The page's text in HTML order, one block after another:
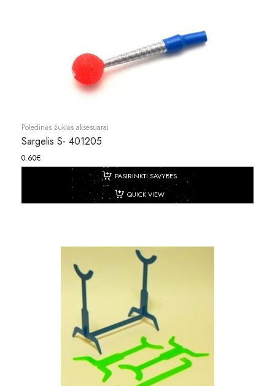
Poledinės žuklės aksesuarai
Sargelis S- 401205
0.60€
PASIRINKTI SAVYBES
QUICK VIEW